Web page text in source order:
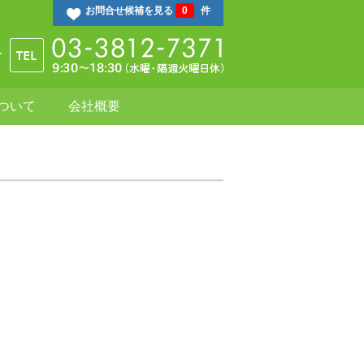
お問合せ候補を見る 0 件
いて 会社概要